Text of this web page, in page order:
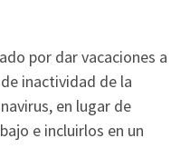
por dar vacaciones a
inactividad de la
en lugar de
e incluirlos en un